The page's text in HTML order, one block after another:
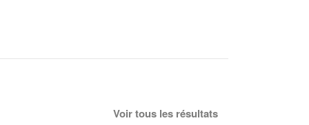
Voir tous les résultats